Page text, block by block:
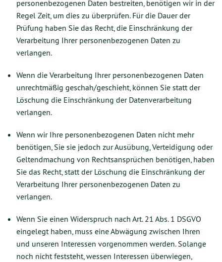
personenbezogenen Daten bestreiten, benötigen wir in der
Regel Zeit, um dies zu überprüfen. Für die Dauer der
Prüfung haben Sie das Recht, die Einschränkung der
Verarbeitung Ihrer personenbezogenen Daten zu
verlangen.
Wenn die Verarbeitung Ihrer personenbezogenen Daten
unrechtmäßig geschah/geschieht, können Sie statt der
Löschung die Einschränkung der Datenverarbeitung
verlangen.
Wenn wir Ihre personenbezogenen Daten nicht mehr
benötigen, Sie sie jedoch zur Ausübung, Verteidigung oder
Geltendmachung von Rechtsansprüchen benötigen, haben
Sie das Recht, statt der Löschung die Einschränkung der
Verarbeitung Ihrer personenbezogenen Daten zu
verlangen.
Wenn Sie einen Widerspruch nach Art. 21 Abs. 1 DSGVO
eingelegt haben, muss eine Abwägung zwischen Ihren
und unseren Interessen vorgenommen werden. Solange
noch nicht feststeht, wessen Interessen überwiegen,